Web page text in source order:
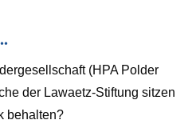
(HPA Polder
der Lawaetz-Stiftung sitzen
behalten?